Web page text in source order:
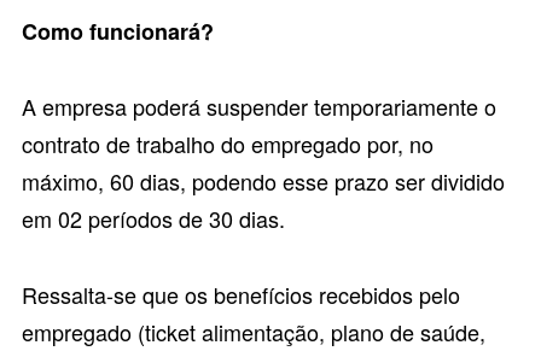
Como funcionará?
A empresa poderá suspender temporariamente o
contrato de trabalho do empregado por, no
máximo, 60 dias, podendo esse prazo ser dividido
em 02 períodos de 30 dias.
Ressalta-se que os benefícios recebidos pelo
empregado (ticket alimentação, plano de saúde,